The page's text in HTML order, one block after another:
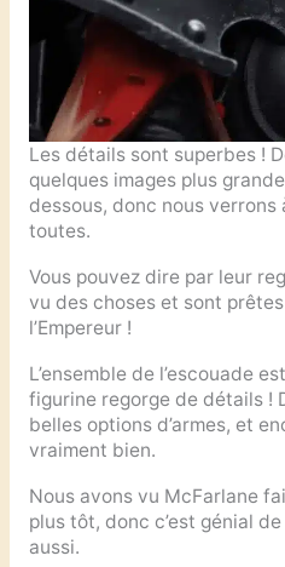
Les détails sont superbes !
quelques images plus
dessous, donc nous
toutes.
Vous pouvez dire par leur
vu des choses et sont
l’Empereur !
L’ensemble de l’escouade
figurine regorge de détails !
belles options d’armes, et
vraiment bien.
Nous avons vu McFarlane
plus tôt, donc c’est génial
aussi.